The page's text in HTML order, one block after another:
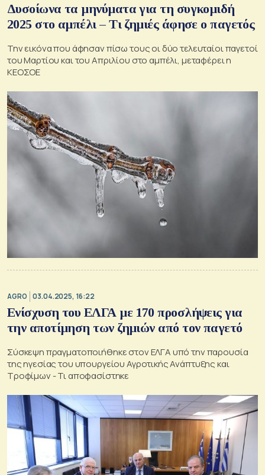
Δυσοίωνα τα μηνύματα για τη συγκομιδή
2025 στο αμπέλι – Τι ζημιές άφησε ο παγετός
Την εικόνα που άφησαν πίσω τους οι δύο τελευταίοι παγετοί
του Μαρτίου και του Απριλίου στο αμπέλι, μεταφέρει η
ΚΕΟΣΟΕ
AGRO 03.04.2025, 16:22
Ενίσχυση του ΕΛΓΑ με 170 προσλήψεις για
την αποτίμηση των ζημιών από τον παγετό
Σύσκεψη πραγματοποιήθηκε στον ΕΛΓΑ υπό την παρουσία
της ηγεσίας του υπουργείου Αγροτικής Ανάπτυξης και
Τροφίμων - Τι αποφασίστηκε